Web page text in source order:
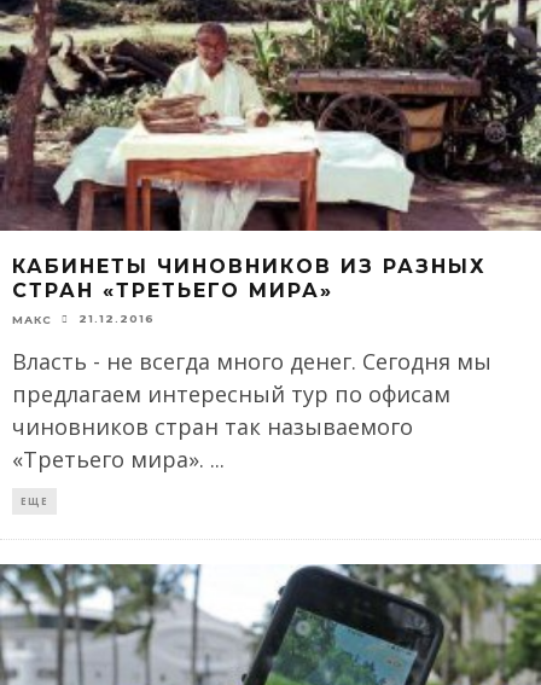
КАБИНЕТЫ ЧИНОВНИКОВ ИЗ РАЗНЫХ
СТРАН «ТРЕТЬЕГО МИРА»
МАКС 21.12.2016
Власть - не всегда много денег. Сегодня мы
предлагаем интересный тур по офисам
чиновников стран так называемого
«Третьего мира». ...
ЕЩЕ